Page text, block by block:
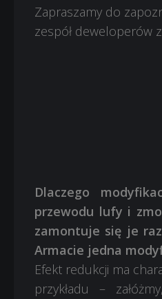
Zapraszamy do
zespół deweloperów
Dlaczego
przewodu lufy i
zamontuje się je
Armacie jedna
Efekt redukcji ma
przykładu –